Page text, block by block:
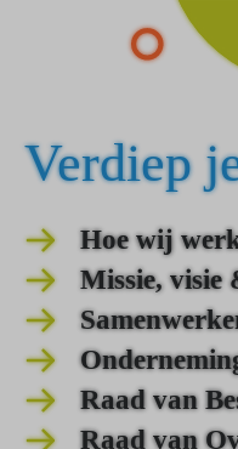
Verdiep
Hoe wij
Missie, visie
Raad van
Raad van